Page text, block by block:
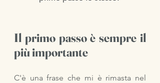
Il primo passo è sempre il
più importante
C'è una frase che mi è rimasta nel